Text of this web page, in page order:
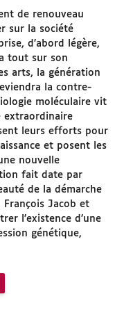
de renouveau
sur la société
d’abord légère,
tout sur son
arts, la génération
la contre-
moléculaire vit
extraordinaire
leurs efforts pour
et posent les
nouvelle
fait date par
de la démarche
François Jacob et
l’existence d’une
génétique,